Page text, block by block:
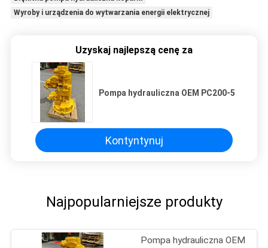
Wyroby i urządzenia do wytwarzania energii elektrycznej
Uzyskaj najlepszą cenę za
Pompa hydrauliczna OEM PC200-5
Kontyntynuj
Najpopularniejsze produkty
Pompa hydrauliczna OEM